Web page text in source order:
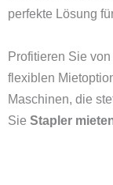
perfekte Lösung
Profitieren Sie
flexiblen
Maschinen, die
Sie Stapler